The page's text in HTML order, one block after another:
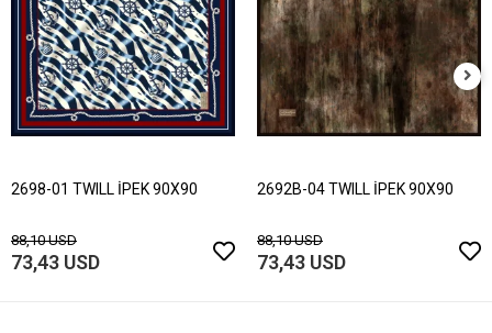
2698-01 TWILL İPEK 90X90
88,10 USD
73,43 USD
2692B-04 TWILL İPEK 90X90
88,10 USD
73,43 USD